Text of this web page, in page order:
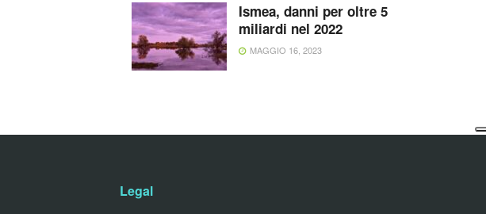
Ismea, danni per oltre 5
miliardi nel 2022
MAGGIO 16, 2023
Legal